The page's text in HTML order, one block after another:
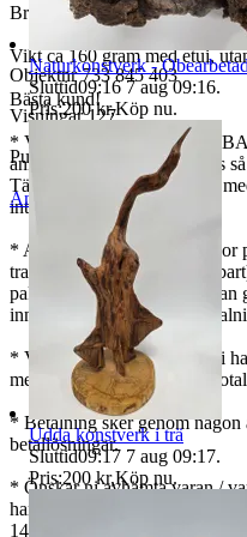
Bruksskick, enligt bilder.
Vikt ca 160 gram med etui,
Bästa kund!
* Vi använder oss av
annat alternativ, meddela oss
Tänk på att det som skickas
inte ansvara för.
* Angående eventuella skador
transport (gäller endast
paketet och objektet, så vi kan
innan vi kan göra en
* Vi samfraktar gärna, om ni
med betalningen tills ni får
* Betalning sker genom någon
betallösningar.
* Önskar ni avhämta varan /
har normalt öppet torsdag 12-
14.
Objektnr 733 845 403
Visningar 127
Publicerad
29 maj 12:28
Anmäl Sälj liknande
Naturkonstverk -
Sluttid09:16 7 aug 09:16.
Pris:200 kr,Köp nu.
Udda konstverk i trä
Sluttid09:17 7 aug 09:17.
Pris:200 kr,Köp nu.